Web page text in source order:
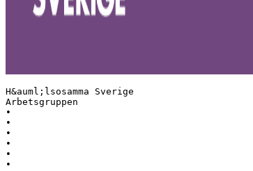
H&auml;lsosamma Sverige
Arbetsgruppen
•
•
•
•
•
•